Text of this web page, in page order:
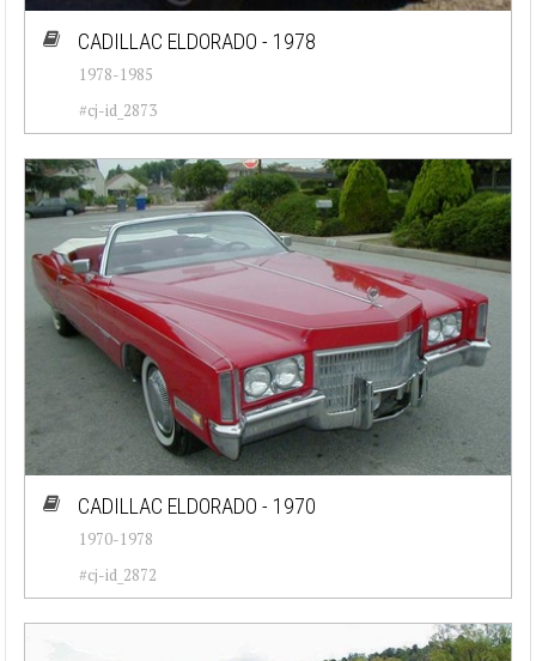
CADILLAC ELDORADO - 1978
1978-1985
#cj-id_2873
CADILLAC ELDORADO - 1970
1970-1978
#cj-id_2872